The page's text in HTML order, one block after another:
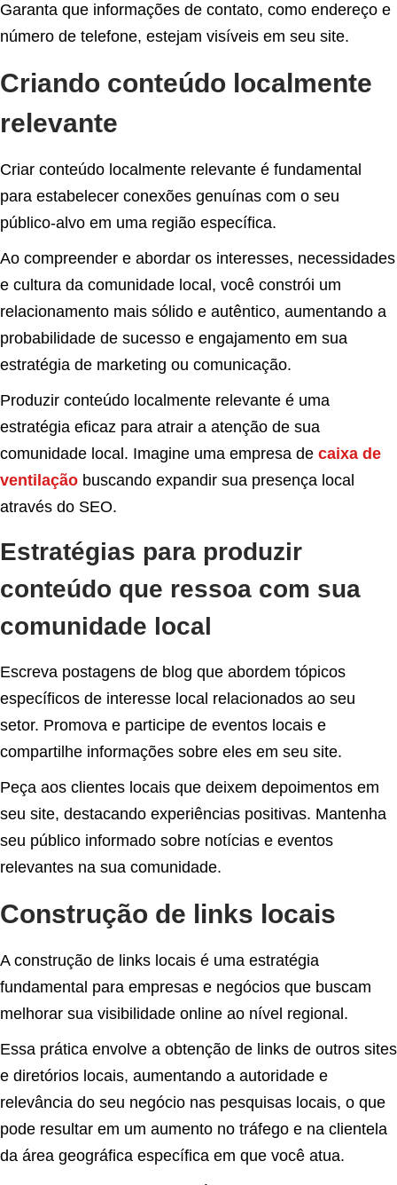
Garanta que informações de contato, como endereço e
número de telefone, estejam visíveis em seu site.
Criando conteúdo localmente
relevante
Criar conteúdo localmente relevante é fundamental
para estabelecer conexões genuínas com o seu
público-alvo em uma região específica.
Ao compreender e abordar os interesses, necessidades
e cultura da comunidade local, você constrói um
relacionamento mais sólido e autêntico, aumentando a
probabilidade de sucesso e engajamento em sua
estratégia de marketing ou comunicação.
Produzir conteúdo localmente relevante é uma
estratégia eficaz para atrair a atenção de sua
comunidade local. Imagine uma empresa de caixa de
ventilação buscando expandir sua presença local
através do SEO.
Estratégias para produzir
conteúdo que ressoa com sua
comunidade local
Escreva postagens de blog que abordem tópicos
específicos de interesse local relacionados ao seu
setor. Promova e participe de eventos locais e
compartilhe informações sobre eles em seu site.
Peça aos clientes locais que deixem depoimentos em
seu site, destacando experiências positivas. Mantenha
seu público informado sobre notícias e eventos
relevantes na sua comunidade.
Construção de links locais
A construção de links locais é uma estratégia
fundamental para empresas e negócios que buscam
melhorar sua visibilidade online ao nível regional.
Essa prática envolve a obtenção de links de outros sites
e diretórios locais, aumentando a autoridade e
relevância do seu negócio nas pesquisas locais, o que
pode resultar em um aumento no tráfego e na clientela
da área geográfica específica em que você atua.